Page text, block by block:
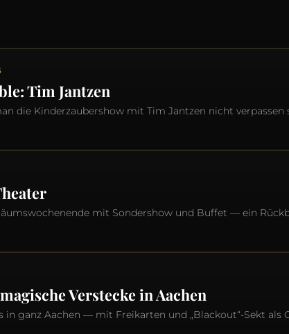
Tim Jantzen
die Kinderzaubershow mit Tim Jantzen nicht verpassen
mit Sondershow und Buffet — ein
Verstecke in Aachen
in ganz Aachen — mit Freikarten und „Blackout“-Sekt als